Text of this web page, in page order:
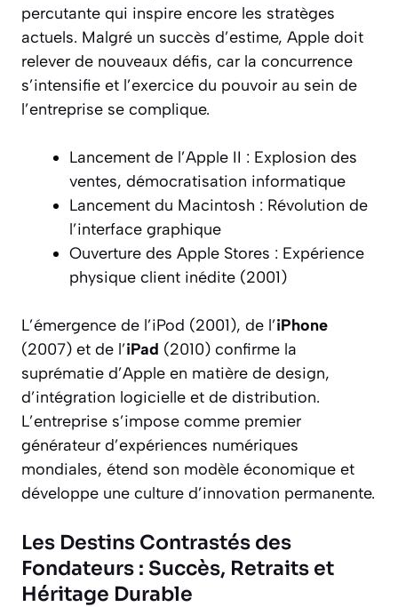
percutante qui inspire encore les stratèges
actuels. Malgré un succès d’estime, Apple doit
relever de nouveaux défis, car la concurrence
s’intensifie et l’exercice du pouvoir au sein de
l’entreprise se complique.
Lancement de l’Apple II : Explosion des
ventes, démocratisation informatique
Lancement du Macintosh : Révolution de
l’interface graphique
Ouverture des Apple Stores : Expérience
physique client inédite (2001)
L’émergence de l’iPod (2001), de l’iPhone
(2007) et de l’iPad (2010) confirme la
suprématie d’Apple en matière de design,
d’intégration logicielle et de distribution.
L’entreprise s’impose comme premier
générateur d’expériences numériques
mondiales, étend son modèle économique et
développe une culture d’innovation permanente.
Les Destins Contrastés des
Fondateurs : Succès, Retraits et
Héritage Durable